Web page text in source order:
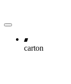
carton